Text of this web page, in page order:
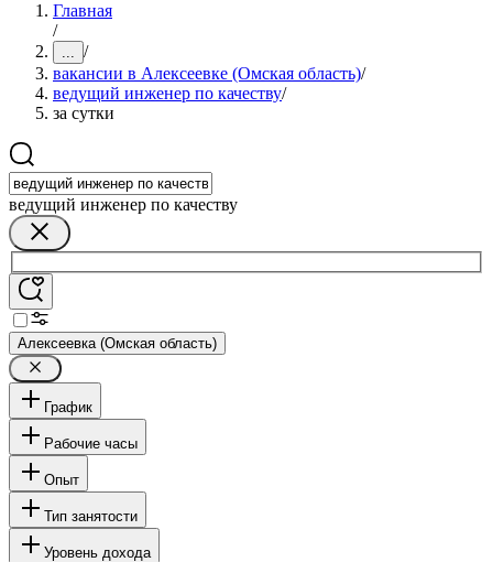
Главная
/
... /
вакансии в Алексеевке (Омская область)/
ведущий инженер по качеству/
за сутки
ведущий инженер по качеству
Алексеевка (Омская область)
График
Рабочие часы
Опыт
Тип занятости
Уровень дохода